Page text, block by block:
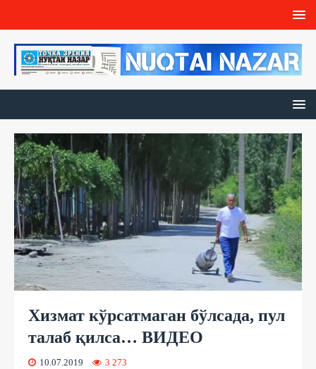
Хизмат кўрсатмаган бўлсада, пул
талаб қилса… ВИДЕО
10.07.2019 3 273